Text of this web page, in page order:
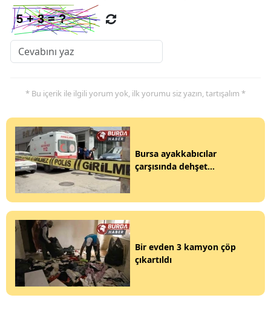
* Bu içerik ile ilgili yorum yok, ilk yorumu siz yazın, tartışalım *
Bursa ayakkabıcılar
çarşısında dehşet...
Bir evden 3 kamyon çöp
çıkartıldı